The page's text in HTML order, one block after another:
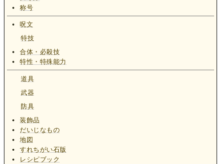
称号
呪文
特技
合体・必殺技
特性・特殊能力
道具
武器
防具
装飾品
だいじなもの
地図
すれちがい石版
レシピブック